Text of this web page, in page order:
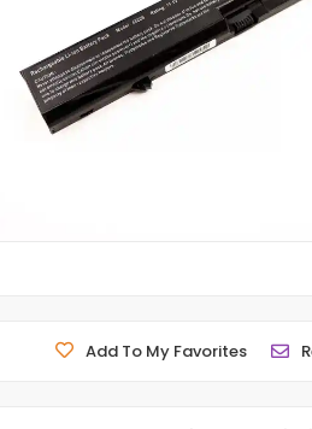
Add To My Favorites